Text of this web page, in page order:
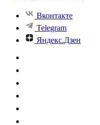
Вконтакте
Telegram
Яндекс.Дзен